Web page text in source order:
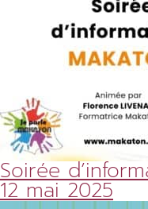
Soirée
12 mai 2025